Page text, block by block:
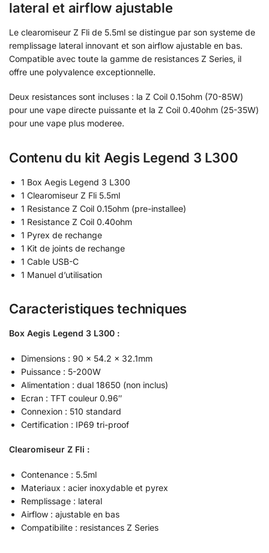
lateral et airflow ajustable
Le clearomiseur Z Fli de 5.5ml se distingue par son systeme de
remplissage lateral innovant et son airflow ajustable en bas.
Compatible avec toute la gamme de resistances Z Series, il
offre une polyvalence exceptionnelle.
Deux resistances sont incluses : la Z Coil 0.15ohm (70-85W)
pour une vape directe puissante et la Z Coil 0.40ohm (25-35W)
pour une vape plus moderee.
Contenu du kit Aegis Legend 3 L300
1 Box Aegis Legend 3 L300
1 Clearomiseur Z Fli 5.5ml
1 Resistance Z Coil 0.15ohm (pre-installee)
1 Resistance Z Coil 0.40ohm
1 Pyrex de rechange
1 Kit de joints de rechange
1 Cable USB-C
1 Manuel d’utilisation
Caracteristiques techniques
Box Aegis Legend 3 L300 :
Dimensions : 90 x 54.2 x 32.1mm
Puissance : 5-200W
Alimentation : dual 18650 (non inclus)
Ecran : TFT couleur 0.96″
Connexion : 510 standard
Certification : IP69 tri-proof
Clearomiseur Z Fli :
Contenance : 5.5ml
Materiaux : acier inoxydable et pyrex
Remplissage : lateral
Airflow : ajustable en bas
Compatibilite : resistances Z Series